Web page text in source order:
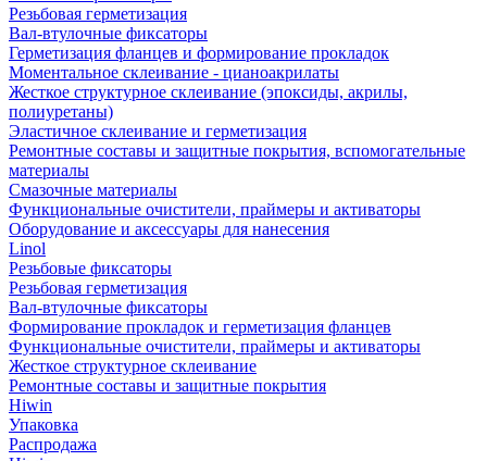
Резьбовая герметизация
Вал-втулочные фиксаторы
Герметизация фланцев и формирование прокладок
Моментальное склеивание - цианоакрилаты
Жесткое структурное склеивание (эпоксиды, акрилы,
полиуретаны)
Эластичное склеивание и герметизация
Ремонтные составы и защитные покрытия, вспомогательные
материалы
Смазочные материалы
Функциональные очистители, праймеры и активаторы
Оборудование и аксессуары для нанесения
Linol
Резьбовые фиксаторы
Резьбовая герметизация
Вал-втулочные фиксаторы
Формирование прокладок и герметизация фланцев
Функциональные очистители, праймеры и активаторы
Жесткое структурное склеивание
Ремонтные составы и защитные покрытия
Hiwin
Упаковка
Распродажа